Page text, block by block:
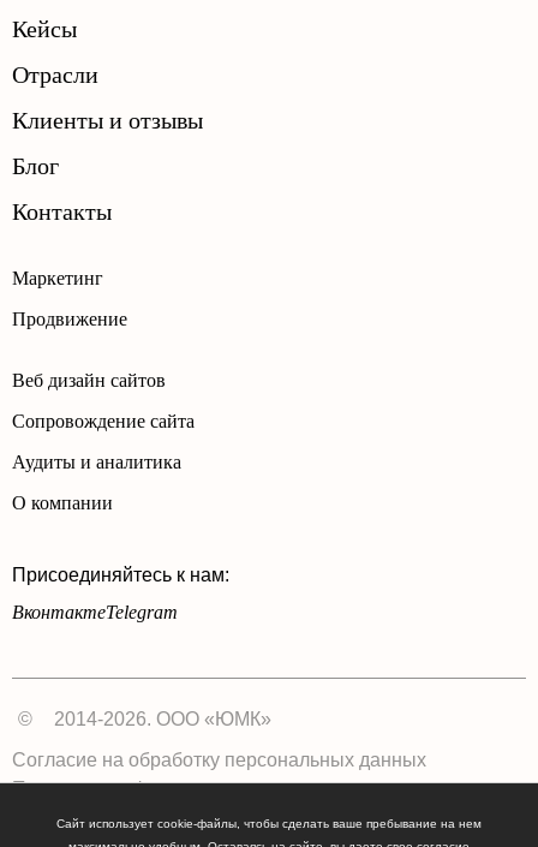
Маркетинг
Продвижение
Веб дизайн сайтов
Сопровождение сайта
Аудиты и аналитика
О компании
Присоединяйтесь к нам:
ВконтактеTelegram
Кейсы
Отрасли
Клиенты и отзывы
Блог
Контакты
©
2014-2026. ООО «ЮМК»
Согласие на обработку персональных данных
Политика конфиденциальности
Сайт использует cookie-файлы, чтобы сделать ваше пребывание на нем